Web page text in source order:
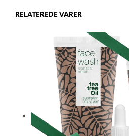
RELATEREDE VARER